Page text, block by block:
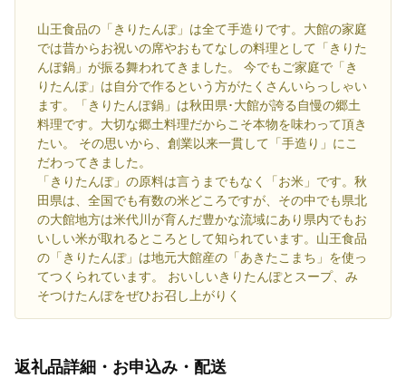
山王食品の「きりたんぽ」は全て手造りです。大館の家庭
では昔からお祝いの席やおもてなしの料理として「きりた
んぽ鍋」が振る舞われてきました。 今でもご家庭で「き
りたんぽ」は自分で作るという方がたくさんいらっしゃい
ます。「きりたんぽ鍋」は秋田県･大館が誇る自慢の郷土
料理です。大切な郷土料理だからこそ本物を味わって頂き
たい。 その思いから、創業以来一貫して「手造り」にこ
だわってきました。
「きりたんぽ」の原料は言うまでもなく「お米」です。秋
田県は、全国でも有数の米どころですが、その中でも県北
の大館地方は米代川が育んだ豊かな流域にあり県内でもお
いしい米が取れるところとして知られています。山王食品
の「きりたんぽ」は地元大館産の「あきたこまち」を使っ
てつくられています。 おいしいきりたんぽとスープ、み
そつけたんぽをぜひお召し上がりく
返礼品詳細・お申込み・配送